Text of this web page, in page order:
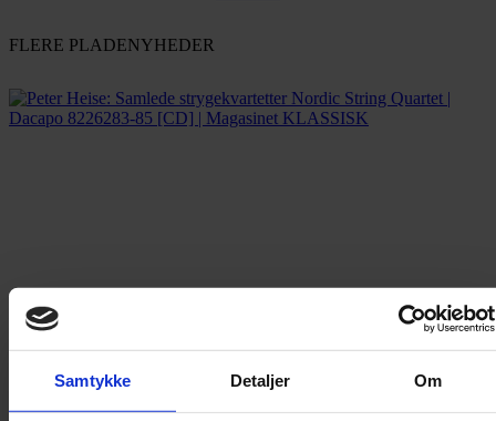
Samtykke Detaljer Om
FLERE PLADENYHEDER